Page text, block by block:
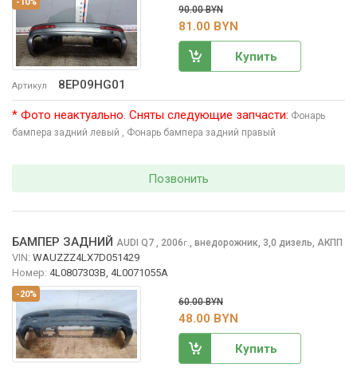
Артикул 8EP09HG01
90.00 BYN
81.00 BYN
Купить
* Фото неактуально. Сняты следующие запчасти: Фонарь
бампера задний левый , Фонарь бампера задний правый
Позвонить
-20%
БАМПЕР ЗАДНИЙ AUDI Q7 , 2006г., внедорожник, 3,0 дизель, АКПП
VIN: WAUZZZ4LX7D051429
Номер: 4L0807303B, 4L0071055A
60.00 BYN
48.00 BYN
Купить